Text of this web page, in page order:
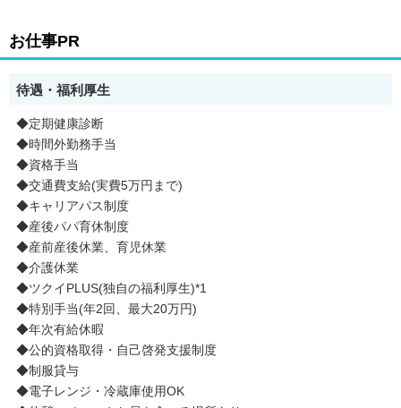
お仕事PR
待遇・福利厚生
◆定期健康診断
◆時間外勤務手当
◆資格手当
◆交通費支給(実費5万円まで)
◆キャリアパス制度
◆産後パパ育休制度
◆産前産後休業、育児休業
◆介護休業
◆ツクイPLUS(独自の福利厚生)*1
◆特別手当(年2回、最大20万円)
◆年次有給休暇
◆公的資格取得・自己啓発支援制度
◆制服貸与
◆電子レンジ・冷蔵庫使用OK